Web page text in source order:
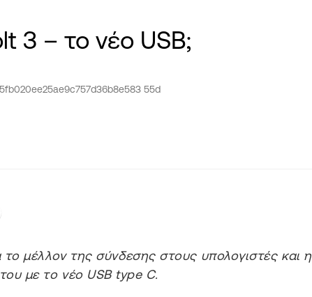
3 – το νέο USB;
το μέλλον της σύνδεσης στους υπολογιστές και η
με το νέο USB type C.